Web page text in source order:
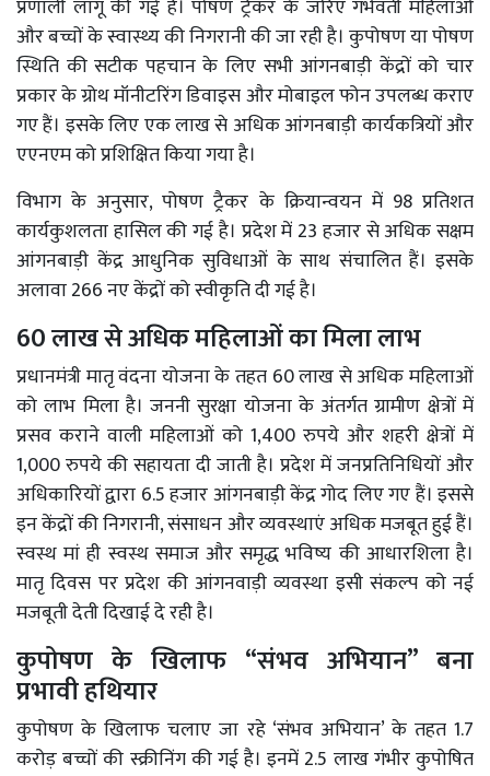
प्रणाली लागू की गई है। पोषण ट्रैकर के जरिए गर्भवती महिलाओं
और बच्चों के स्वास्थ्य की निगरानी की जा रही है। कुपोषण या पोषण
स्थिति की सटीक पहचान के लिए सभी आंगनबाड़ी केंद्रों को चार
प्रकार के ग्रोथ मॉनीटरिंग डिवाइस और मोबाइल फोन उपलब्ध कराए
गए हैं। इसके लिए एक लाख से अधिक आंगनबाड़ी कार्यकत्रियों और
एएनएम को प्रशिक्षित किया गया है।
विभाग के अनुसार, पोषण ट्रैकर के क्रियान्वयन में 98 प्रतिशत
कार्यकुशलता हासिल की गई है। प्रदेश में 23 हजार से अधिक सक्षम
आंगनबाड़ी केंद्र आधुनिक सुविधाओं के साथ संचालित हैं। इसके
अलावा 266 नए केंद्रों को स्वीकृति दी गई है।
60 लाख से अधिक महिलाओं का मिला लाभ
प्रधानमंत्री मातृ वंदना योजना के तहत 60 लाख से अधिक महिलाओं
को लाभ मिला है। जननी सुरक्षा योजना के अंतर्गत ग्रामीण क्षेत्रों में
प्रसव कराने वाली महिलाओं को 1,400 रुपये और शहरी क्षेत्रों में
1,000 रुपये की सहायता दी जाती है। प्रदेश में जनप्रतिनिधियों और
अधिकारियों द्वारा 6.5 हजार आंगनबाड़ी केंद्र गोद लिए गए हैं। इससे
इन केंद्रों की निगरानी, संसाधन और व्यवस्थाएं अधिक मजबूत हुई हैं।
स्वस्थ मां ही स्वस्थ समाज और समृद्ध भविष्य की आधारशिला है।
मातृ दिवस पर प्रदेश की आंगनवाड़ी व्यवस्था इसी संकल्प को नई
मजबूती देती दिखाई दे रही है।
कुपोषण के खिलाफ “संभव अभियान” बना
प्रभावी हथियार
कुपोषण के खिलाफ चलाए जा रहे ‘संभव अभियान’ के तहत 1.7
करोड़ बच्चों की स्क्रीनिंग की गई है। इनमें 2.5 लाख गंभीर कुपोषित